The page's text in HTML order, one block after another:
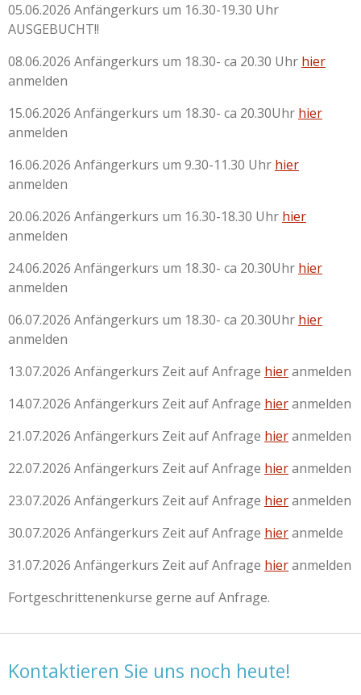
05.06.2026 Anfängerkurs um 16.30-19.30 Uhr
AUSGEBUCHT!!
08.06.2026 Anfängerkurs um 18.30- ca 20.30 Uhr hier
anmelden
15.06.2026 Anfängerkurs um 18.30- ca 20.30Uhr hier
anmelden
16.06.2026 Anfängerkurs um 9.30-11.30 Uhr hier
anmelden
20.06.2026 Anfängerkurs um 16.30-18.30 Uhr hier
anmelden
24.06.2026 Anfängerkurs um 18.30- ca 20.30Uhr hier
anmelden
06.07.2026 Anfängerkurs um 18.30- ca 20.30Uhr hier
anmelden
13.07.2026 Anfängerkurs Zeit auf Anfrage hieranmelden
14.07.2026 Anfängerkurs Zeit auf Anfrage hieranmelden
21.07.2026 Anfängerkurs Zeit auf Anfrage hieranmelden
22.07.2026 Anfängerkurs Zeit auf Anfrage hieranmelden
23.07.2026 Anfängerkurs Zeit auf Anfrage hieranmelden
30.07.2026 Anfängerkurs Zeit auf Anfrage hieranmelde
31.07.2026 Anfängerkurs Zeit auf Anfrage hieranmelden
Fortgeschrittenenkurse gerne auf Anfrage.
Kontaktieren Sie uns noch heute!